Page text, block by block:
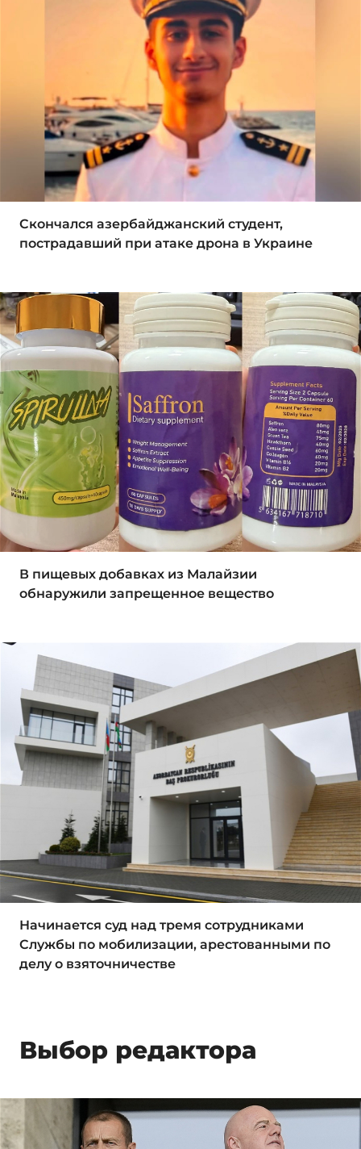
Скончался азербайджанский студент,
пострадавший при атаке дрона в Украине
В пищевых добавках из Малайзии
обнаружили запрещенное вещество
Начинается суд над тремя сотрудниками
Службы по мобилизации, арестованными по
делу о взяточничестве
Выбор редактора